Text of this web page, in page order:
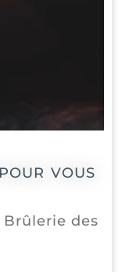
vous
des